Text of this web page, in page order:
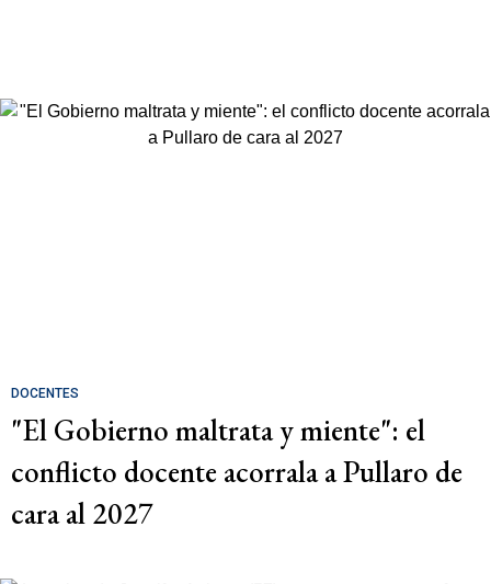
DOCENTES
"El Gobierno maltrata y miente": el
conflicto docente acorrala a Pullaro de
cara al 2027